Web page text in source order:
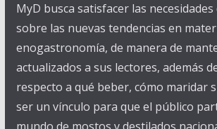
MyD busca satisfacer las
sobre las nuevas tendencias en
enogastronomía, de manera de
actualizados a sus lectores, además
respecto a qué beber, cómo maridar
ser un vínculo para que el público